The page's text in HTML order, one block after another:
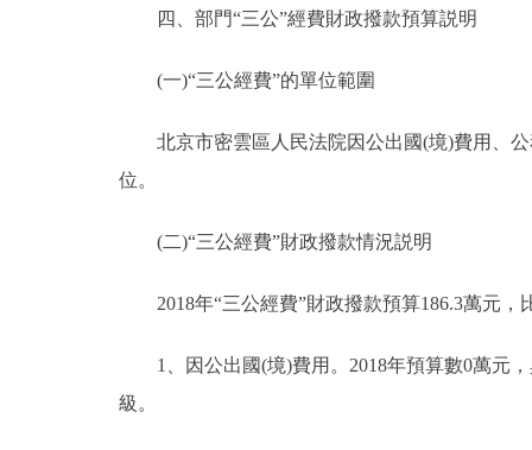
四、部門“三公”經費財政撥款預算説明
(一)“三公經費”的單位範圍
北京市密雲區人民法院因公出國(境)費用、公
位。
(二)“三公經費”財政撥款情況説明
2018年“三公經費”財政撥款預算186.3萬元，
1、因公出國(境)費用。2018年預算數0萬元，
級。